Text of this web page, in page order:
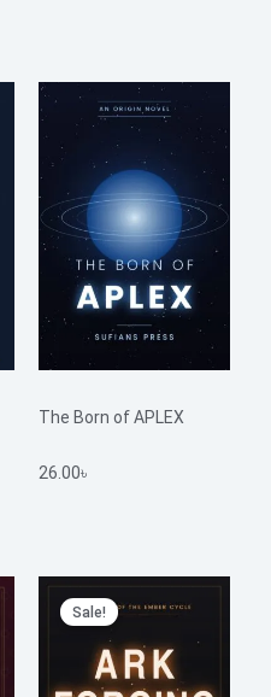
The Born of APLEX
26.00৳
Sale!price
was:
25.00৳ .
price
is:
20.00৳ .